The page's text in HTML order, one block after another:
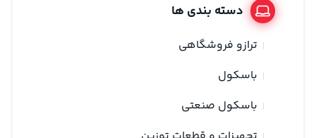
دسته بندی ها
ترازو فروشگاهی
باسکول
باسکول صنعتی